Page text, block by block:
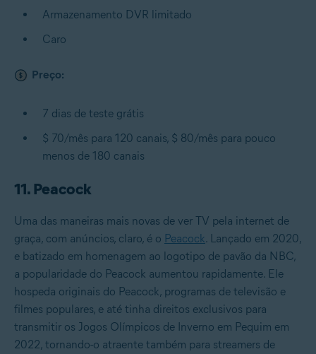
Armazenamento DVR limitado
Caro
Preço:
7 dias de teste grátis
$ 70/mês para 120 canais, $ 80/mês para pouco
menos de 180 canais
11. Peacock
Uma das maneiras mais novas de ver TV pela internet de
graça, com anúncios, claro, é o Peacock. Lançado em 2020,
e batizado em homenagem ao logotipo de pavão da NBC,
a popularidade do Peacock aumentou rapidamente. Ele
hospeda originais do Peacock, programas de televisão e
filmes populares, e até tinha direitos exclusivos para
transmitir os Jogos Olímpicos de Inverno em Pequim em
2022, tornando-o atraente também para streamers de